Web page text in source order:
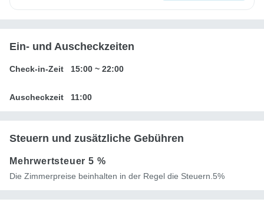
Ein- und Auscheckzeiten
Check-in-Zeit 15:00 ~ 22:00
Auscheckzeit 11:00
Steuern und zusätzliche Gebühren
Mehrwertsteuer5 %
Die Zimmerpreise beinhalten in der Regel die Steuern.5%